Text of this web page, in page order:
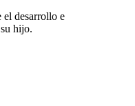
el desarrollo e
hijo.